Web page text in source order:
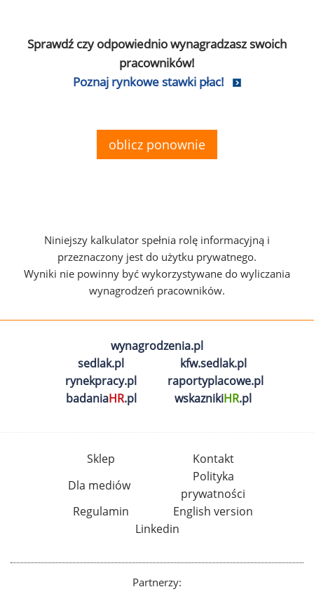
Sprawdź czy odpowiednio wynagradzasz swoich
pracowników!
Poznaj rynkowe stawki płac!
oblicz ponownie
Niniejszy kalkulator spełnia rolę informacyjną i
przeznaczony jest do użytku prywatnego.
Wyniki nie powinny być wykorzystywane do wyliczania
wynagrodzeń pracowników.
wynagrodzenia.pl
sedlak.pl
kfw.sedlak.pl
rynekpracy.pl
raportyplacowe.pl
badaniaHR.pl wskaznikiHR.pl
Sklep
Kontakt
Dla mediów
Polityka
prywatności
Regulamin
English version
Linkedin
Partnerzy: